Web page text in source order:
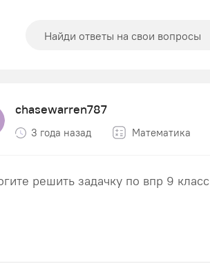
chasewarren787
3 года назад Математика
решить задачку по впр 9 класс